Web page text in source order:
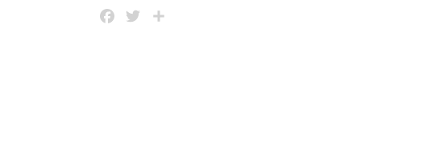
FacebookTwitter